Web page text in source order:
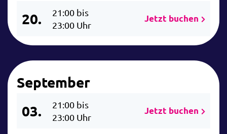
20.
21:00 bis
23:00 Uhr
Jetzt buchen
September
03.
21:00 bis
23:00 Uhr
Jetzt buchen